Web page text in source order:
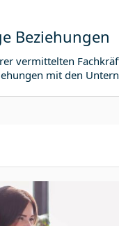
Beziehungen
vermittelten
mit den